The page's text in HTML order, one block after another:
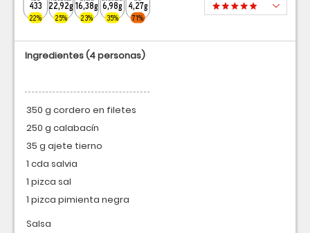
433
22%
22,92g
25%
16,38g
23%
6,98g
35%
4,27g
71%
Ingredientes(4 personas)
350 g cordero en filetes
250 g calabacín
35 g ajete tierno
1 cda salvia
1 pizca sal
1 pizca pimienta negra
Salsa